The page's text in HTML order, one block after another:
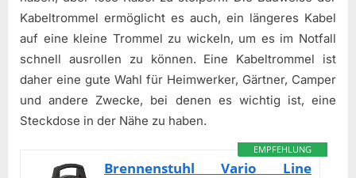
Kabeltrommel ermöglicht es auch, ein längeres Kabel
auf eine kleine Trommel zu wickeln, um es im Notfall
schnell ausrollen zu können. Eine Kabeltrommel ist
daher eine gute Wahl für Heimwerker, Gärtner, Camper
und andere Zwecke, bei denen es wichtig ist, eine
Steckdose in der Nähe zu haben.
EMPFEHLUNG
Brennenstuhl Vario Line